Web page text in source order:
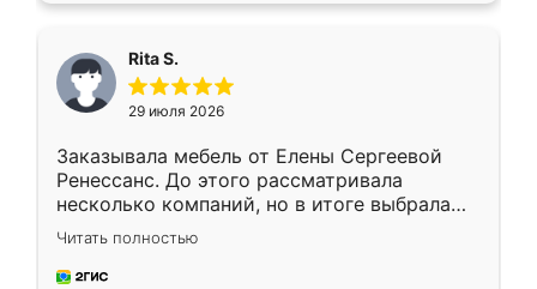
Rita S.
29 июля 2026
Заказывала мебель от Елены Сергеевой
Ренессанс. До этого рассматривала
несколько компаний, но в итоге выбрала
эту. Сначала обговорили условия, потом
приехал замерщик, всё спокойно объяснил
и снял размеры. Изготовили в срок, с
Читать полностью